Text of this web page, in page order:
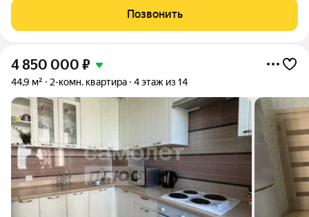
окон открываются великолепные панорамные виды на
лесопарковую зону и потрясающие
Позвонить
4 850 000 ₽
44,9 м² 2-комн. квартира 4 этаж из 14